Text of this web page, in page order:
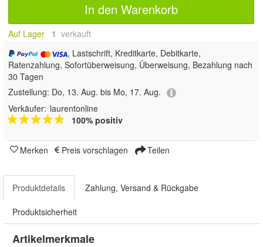
In den Warenkorb
Auf Lager 1 verkauft
, Lastschrift, Kreditkarte, Debitkarte,
Ratenzahlung, Sofortüberweisung, Überweisung, Bezahlung nach
30 Tagen
Zustellung: Do, 13. Aug. bis Mo, 17. Aug.
Verkäufer: laurentonline
100% positiv
Merken Preis vorschlagen Teilen
Produktdetails Zahlung, Versand & Rückgabe
Produktsicherheit
Artikelmerkmale